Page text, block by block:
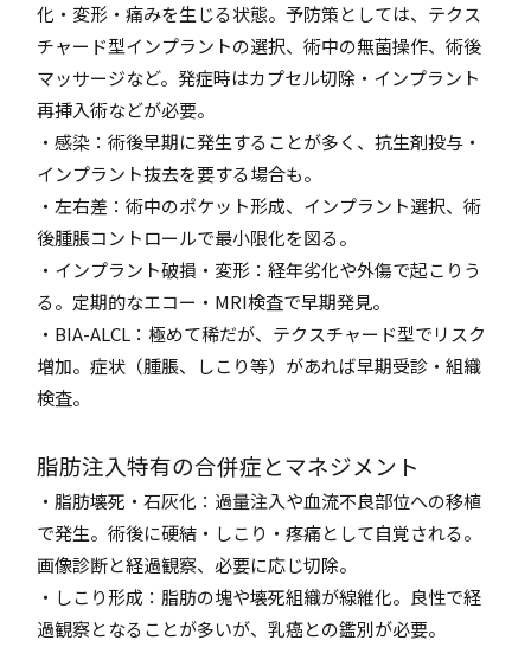
化・変形・痛みを生じる状態。予防策としては、テクス
チャード型インプラントの選択、術中の無菌操作、術後
マッサージなど。発症時はカプセル切除・インプラント
再挿入術などが必要。
・感染：術後早期に発生することが多く、抗生剤投与・
インプラント抜去を要する場合も。
・左右差：術中のポケット形成、インプラント選択、術
後腫脹コントロールで最小限化を図る。
・インプラント破損・変形：経年劣化や外傷で起こりう
る。定期的なエコー・MRI検査で早期発見。
・BIA-ALCL：極めて稀だが、テクスチャード型でリスク
増加。症状（腫脹、しこり等）があれば早期受診・組織
検査。
脂肪注入特有の合併症とマネジメント
・脂肪壊死・石灰化：過量注入や血流不良部位への移植
で発生。術後に硬結・しこり・疼痛として自覚される。
画像診断と経過観察、必要に応じ切除。
・しこり形成：脂肪の塊や壊死組織が線維化。良性で経
過観察となることが多いが、乳癌との鑑別が必要。